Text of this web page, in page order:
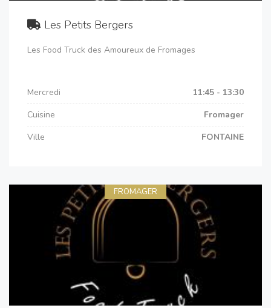
Les Petits Bergers
Les Food Truck des Amoureux de Fromages
Mercredi
11:45 - 13:30
Cuisine
Fromager
Ville
FONTAINE
FROMAGER